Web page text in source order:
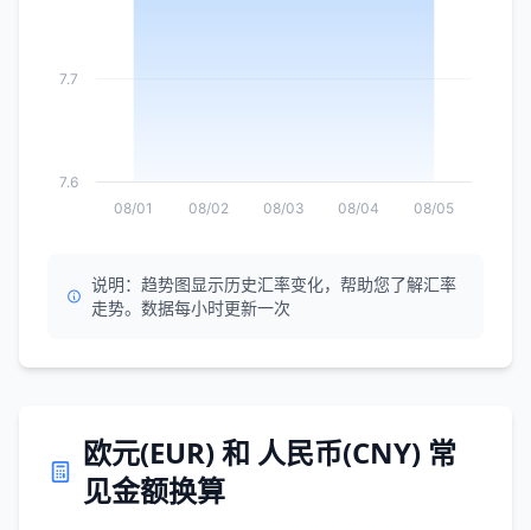
08/01 08/02 08/03 08/04 08/05
7.6
7.7
说明：趋势图显示历史汇率变化，帮助您了解汇率
走势。数据每小时更新一次
欧元(EUR) 和 人民币(CNY) 常
见金额换算